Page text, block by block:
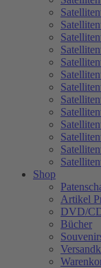
Shop
Artikel
DVD/
Bücher